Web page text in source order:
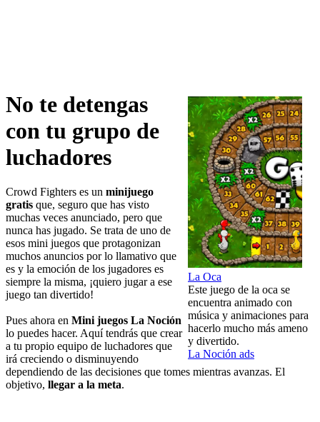
La Oca
Este juego de la oca se
encuentra animado con
música y animaciones para
hacerlo mucho más ameno
y divertido.
La Noción ads
No te detengas
con tu grupo de
luchadores
Crowd Fighters es un minijuego
gratis que, seguro que has visto
muchas veces anunciado, pero que
nunca has jugado. Se trata de uno de
esos mini juegos que protagonizan
muchos anuncios por lo llamativo que
es y la emoción de los jugadores es
siempre la misma, ¡quiero jugar a ese
juego tan divertido!
Pues ahora en Mini juegos La Noción
lo puedes hacer. Aquí tendrás que crear
a tu propio equipo de luchadores que
irá creciendo o disminuyendo
dependiendo de las decisiones que tomes mientras avanzas. El
objetivo, llegar a la meta.